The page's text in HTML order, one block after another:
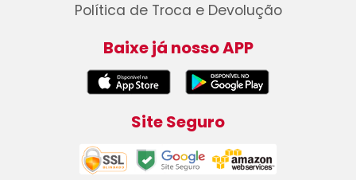
Política de Troca e Devolução
Baixe já nosso APP
Site Seguro